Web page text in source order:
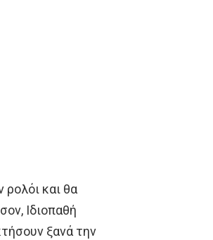
ρολόι και θα
Ιδιοπαθή
ξανά την